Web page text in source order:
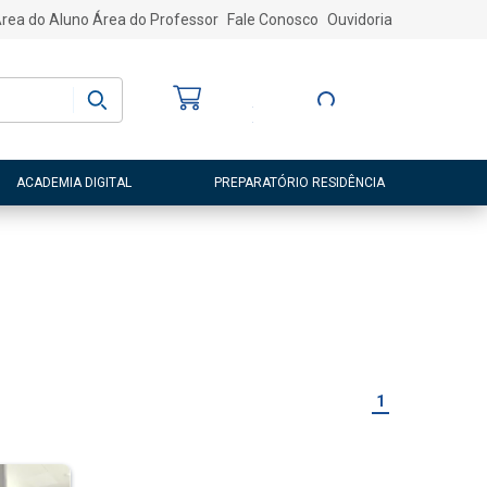
do Aluno Área do Professor Fale Conosco Ouvidoria
Entre ou Cadastre-
ACADEMIA DIGITAL PREPARATÓRIO RESIDÊNCIA
1